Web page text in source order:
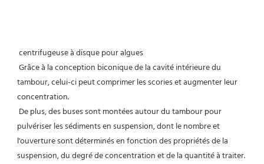
centrifugeuse à disque pour algues
Grâce à la conception biconique de la cavité intérieure du
tambour, celui-ci peut comprimer les scories et augmenter leur
concentration.
pulvériser les sédiments en suspension, dont le nombre et
l'ouverture sont déterminés en fonction des propriétés de la
suspension, du degré de concentration et de la quantité à traiter.